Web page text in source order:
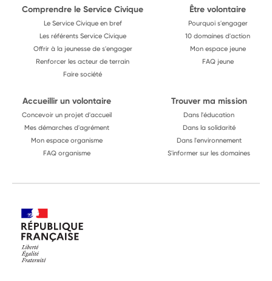
Comprendre le Service Civique
Le Service Civique en bref
Les référents Service Civique
Offrir à la jeunesse de s'engager
Renforcer les acteur de terrain
Faire société
Être volontaire
Pourquoi s'engager
10 domaines d'action
Mon espace jeune
FAQ jeune
Accueillir un volontaire
Concevoir un projet d'accueil
Mes démarches d'agrément
Mon espace organisme
FAQ organisme
Trouver ma mission
Dans l'éducation
Dans la solidarité
Dans l'environnement
S'informer sur les domaines